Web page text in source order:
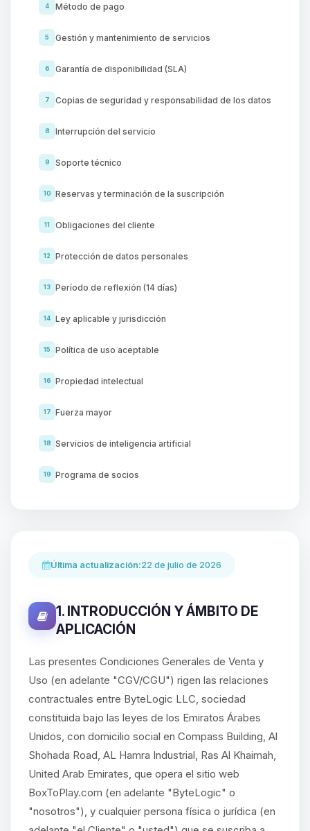
4 Método de pago
5 Gestión y mantenimiento de servicios
6 Garantía de disponibilidad (SLA)
7 Copias de seguridad y responsabilidad de los datos
8 Interrupción del servicio
9 Soporte técnico
10 Reservas y terminación de la suscripción
11 Obligaciones del cliente
12 Protección de datos personales
13 Período de reflexión (14 días)
14 Ley aplicable y jurisdicción
15 Política de uso aceptable
16 Propiedad intelectual
17 Fuerza mayor
18 Servicios de inteligencia artificial
19 Programa de socios
Última actualización:22 de julio de 2026
1. INTRODUCCIÓN Y ÁMBITO DE
APLICACIÓN
Las presentes Condiciones Generales de Venta y
Uso (en adelante "CGV/CGU") rigen las relaciones
contractuales entre ByteLogic LLC, sociedad
constituida bajo las leyes de los Emiratos Árabes
Unidos, con domicilio social en Compass Building, Al
Shohada Road, AL Hamra Industrial, Ras Al Khaimah,
United Arab Emirates, que opera el sitio web
BoxToPlay.com (en adelante "ByteLogic" o
"nosotros"), y cualquier persona física o jurídica (en